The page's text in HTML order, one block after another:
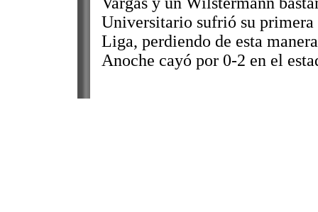
Universitario sufrió su
Liga, perdiendo de esta
Anoche cayó por 0-2 en el